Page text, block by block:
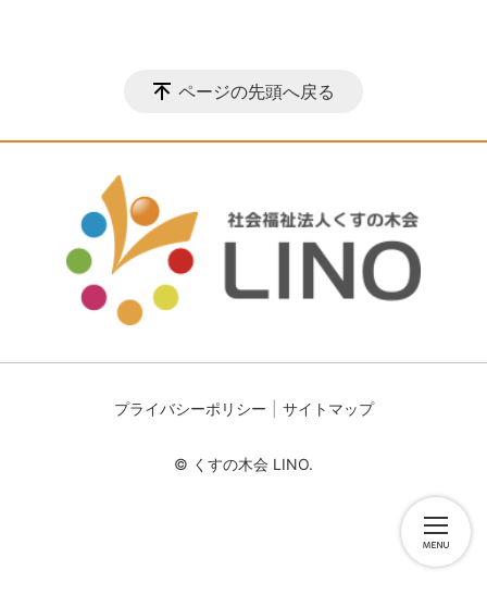
ページの先頭へ戻る
プライバシーポリシー サイトマップ
© くすの木会 LINO.